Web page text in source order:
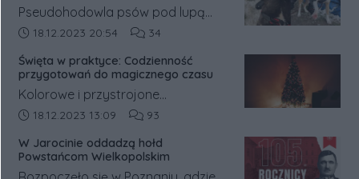
Pseudohodowla psów pod lupą
prokuratury. Była ona prowadzona
śremskim. Na jej trop wpadli
inspektorzy weterynaryjni, którzy o
sprawie powiadomili policję.
Data dodania artykułu:
18.12.2023 20:54 Liczba komentarzy artykułu:
34
Święta w praktyce: Codzienność
przygotowań do magicznego czasu
Kolorowe i przystrojone
świątecznymi dekoracjami witryny
przejść obok nich obojętnie.
Data dodania artykułu:
18.12.2023 13:09 Liczba komentarzy artykułu:
93
W Jarocinie oddadzą hołd
Powstańcom Wielkopolskim